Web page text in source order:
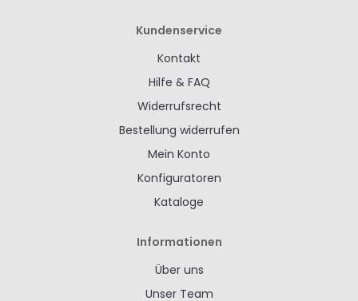
Kundenservice
Kontakt
Hilfe & FAQ
Widerrufsrecht
Bestellung widerrufen
Mein Konto
Konfiguratoren
Kataloge
Informationen
Über uns
Unser Team